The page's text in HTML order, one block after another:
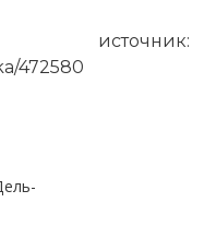
472580